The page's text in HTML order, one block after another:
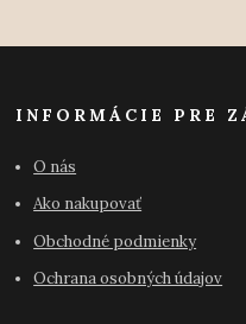
INFORMÁCIE PRE
O nás
Ako nakupovať
Obchodné podmienky
Ochrana osobných údajov